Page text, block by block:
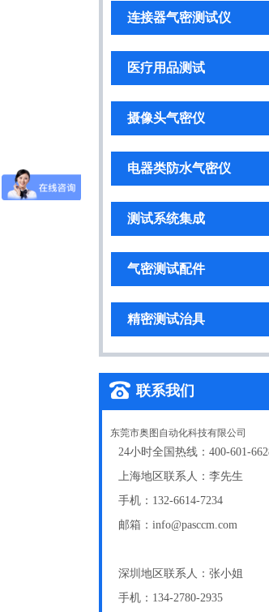
连接器气密测试仪
医疗用品测试
摄像头气密仪
电器类防水气密仪
测试系统集成
气密测试配件
精密测试治具
联系我们
东莞市奥图自动化科技有限公司
24小时全国热线：400-601-
上海地区联系人：李先生
手机：132-6614-7234
邮箱：info@pasccm.com
深圳地区联系人：张小姐
手机：134-2780-2935